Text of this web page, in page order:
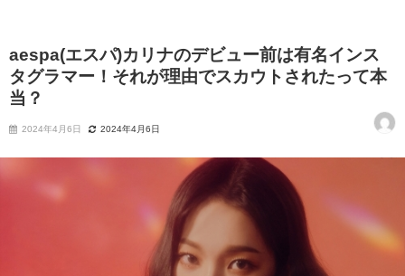
aespa(エスパ)カリナのデビュー前は有名インス
タグラマー！それが理由でスカウトされたって本
当？
2024年4月6日 2024年4月6日